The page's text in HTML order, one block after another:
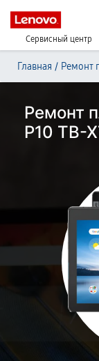
Сервисный центр
Главная / Ремонт
Ремонт
P10 TB-